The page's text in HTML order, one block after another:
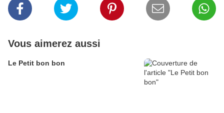
Vous aimerez aussi
Le Petit bon bon